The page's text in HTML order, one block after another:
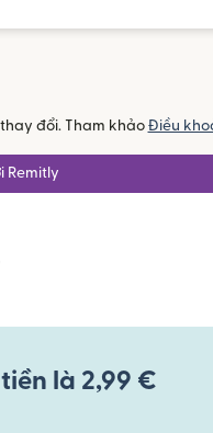
đổi. Tham khảo Điều
Remitly
là 2,99 €